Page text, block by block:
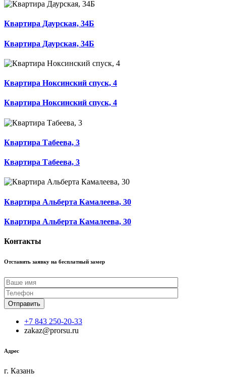
Квартира Даурская, 34Б
Квартира Даурская, 34Б
Квартира Ноксинский спуск, 4
Квартира Ноксинский спуск, 4
Квартира Табеева, 3
Квартира Табеева, 3
Квартира Альберта Камалеева, 30
Квартира Альберта Камалеева, 30
Контакты
Отставить заявку на бесплатный замер
+7 843 250-20-33
zakaz@prorsu.ru
Адрес
г. Казань